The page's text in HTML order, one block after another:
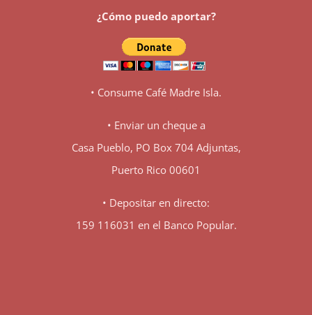
¿Cómo puedo aportar?
• Consume Café Madre Isla.
• Enviar un cheque a
Casa Pueblo, PO Box 704 Adjuntas,
Puerto Rico 00601
• Depositar en directo:
159 116031 en el Banco Popular.